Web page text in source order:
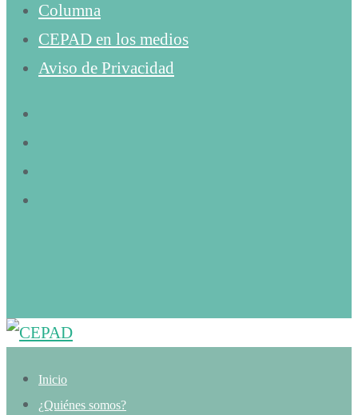
Columna
CEPAD en los medios
Aviso de Privacidad
Inicio
¿Quiénes somos?